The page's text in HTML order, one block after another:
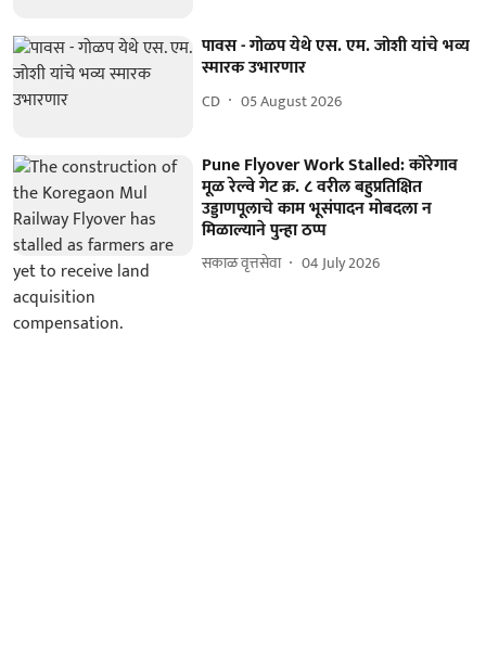
पावस - गोळप येथे एस. एम. जोशी यांचे भव्य
स्मारक उभारणार
CD 05 August 2026
Pune Flyover Work Stalled: कोरेगाव
मूळ रेल्वे गेट क्र. ८ वरील बहुप्रतिक्षित
उड्डाणपूलाचे काम भूसंपादन मोबदला न
मिळाल्याने पुन्हा ठप्प
सकाळ वृत्तसेवा 04 July 2026